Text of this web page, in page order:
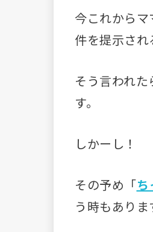
今これからマ
件を提示され
そう言われ
す。
しかーし！
その予め「ち
う時もありま